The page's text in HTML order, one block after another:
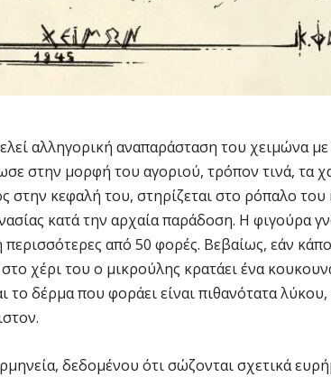
αλληγορική αναπαράσταση του χειμώνα με
στην μορφή του αγοριού, τρόπον τινά, τα
κεφαλή του, στηρίζεται στο ρόπαλο του
κατά την αρχαία παράδοση. Η φιγούρα
από 50 φορές. Βεβαίως, εάν
χέρι του ο μικρούλης κρατάει ένα
το δέρμα που φοράει είναι πιθανότατα
δεδομένου ότι σώζονται σχετικά